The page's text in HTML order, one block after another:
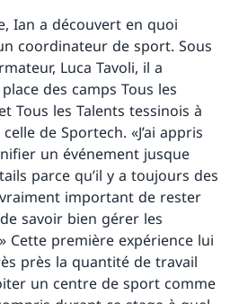
Ian a découvert en quoi
coordinateur de sport. Sous
Luca Tavoli, il a
des camps Tous les
Tous les Talents tessinois à
de Sportech. «J’ai appris
un événement jusque
parce qu’il y a toujours des
important de rester
savoir bien gérer les
Cette première expérience lui
près la quantité de travail
un centre de sport comme